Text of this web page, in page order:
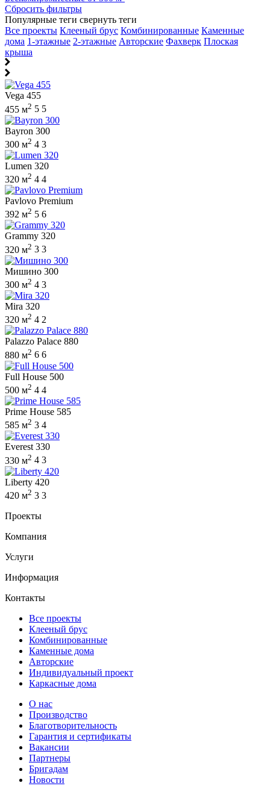
Сбросить фильтры
Популярные теги свернуть теги
Все проекты Клееный брус Комбинированные Каменные
дома 1-этажные 2-этажные Авторские Фахверк Плоская
крыша
Vega 455
455 м2 5 5
Bayron 300
300 м2 4 3
Lumen 320
320 м2 4 4
Pavlovo Premium
392 м2 5 6
Grammy 320
320 м2 3 3
Мишино 300
300 м2 4 3
Mira 320
320 м2 4 2
Palazzo Palace 880
880 м2 6 6
Full House 500
500 м2 4 4
Prime House 585
585 м2 3 4
Everest 330
330 м2 4 3
Liberty 420
420 м2 3 3
Проекты
Компания
Услуги
Информация
Контакты
Все проекты
Клееный брус
Комбинированные
Каменные дома
Авторские
Индивидуальный проект
Каркасные дома
О нас
Производство
Благотворительность
Гарантия и сертификаты
Вакансии
Партнеры
Бригадам
Новости